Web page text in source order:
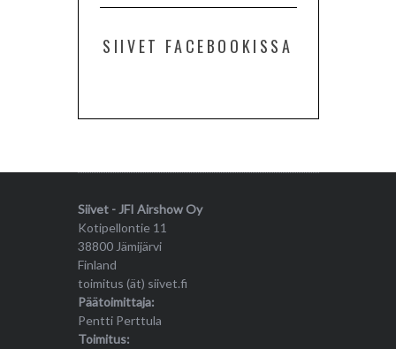
SIIVET FACEBOOKISSA
Siivet - JFI Airshow Oy
Kotipellontie 11
38800 Jämijärvi
Finland
toimitus (ät) siivet.fi
Päätoimittaja:
Pentti Perttula
Toimitus: